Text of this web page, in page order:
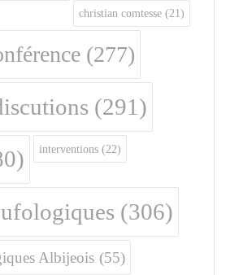
christian comtesse (21)
(277)
(291)
interventions (22)
(306)
Albijeois (55)